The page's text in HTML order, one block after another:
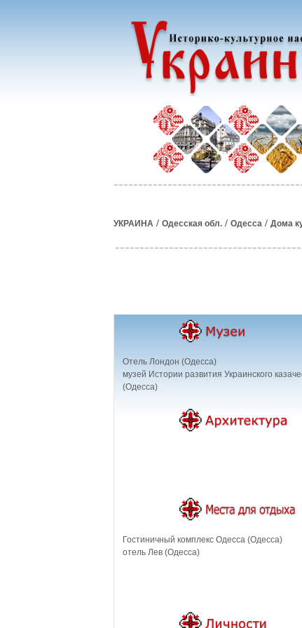
УКРАИНА / Одесская обл. / Одесса / Дома
Отель Лондон (Одесса)
музей Истории развития Украинского
(Одесса)
Гостиничный комплекс Одесса (Одесса)
отель Лев (Одесса)